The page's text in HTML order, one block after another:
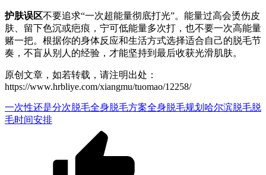
护肤误区不要追求“一次超能量彻底打光”。能量过高会烫伤皮
肤、留下色沉或疤痕，宁可低能量多次打，也不要一次高能量
赌一把。根据你的身体反应和生活方式选择适合自己的脱毛节
奏，不盲从别人的经验，才能坚持到最后收获光滑肌肤。
原创文章，如若转载，请注明出处：
https://www.hrbliye.com/xiangmu/tuomao/12258/
一次性还是分次脱毛全身脱毛方案全身脱毛规划 哈尔滨脱毛脱
毛时间安排